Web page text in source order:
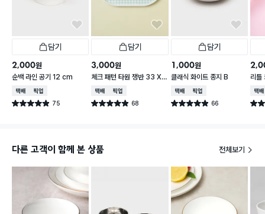
담기
2,000원
순백 라인 공기 12 cm
택배배송매장픽업
별점 4.9점 75
건 작성
담기
3,000원
체크 패턴 타원 쟁반 33 X
21 cm
택배배송매장픽업
별점 4.9점 68
건 작성
담기
1,000원
클래식 화이트 종지 B
택배배송매장픽업
별점 4.9점 66
건 작성
리틀
피
택배
별점
다른 고객이 함께 본 상품 전체보기